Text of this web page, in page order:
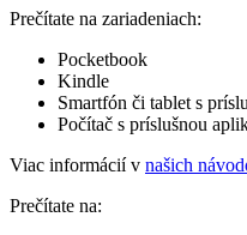
Prečítate na zariadeniach:
Pocketbook
Kindle
Smartfón či tablet s
Počítač s príslušnou
Viac informácií v našich
Prečítate na: